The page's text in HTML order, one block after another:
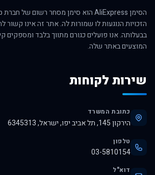
בבעלותה. אנו פועלים כגורם מתווך בלבד ומספקים
המוצעים באתר שלה.
שירות לקוחות
כתובת המשרד
הירקון 145, תל אביב יפו, ישראל, 6345313
טלפון
03-5810154
דוא"ל